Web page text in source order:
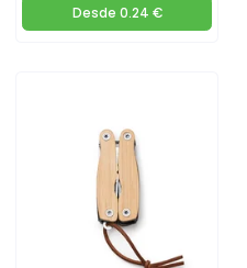
Desde 0.24 €